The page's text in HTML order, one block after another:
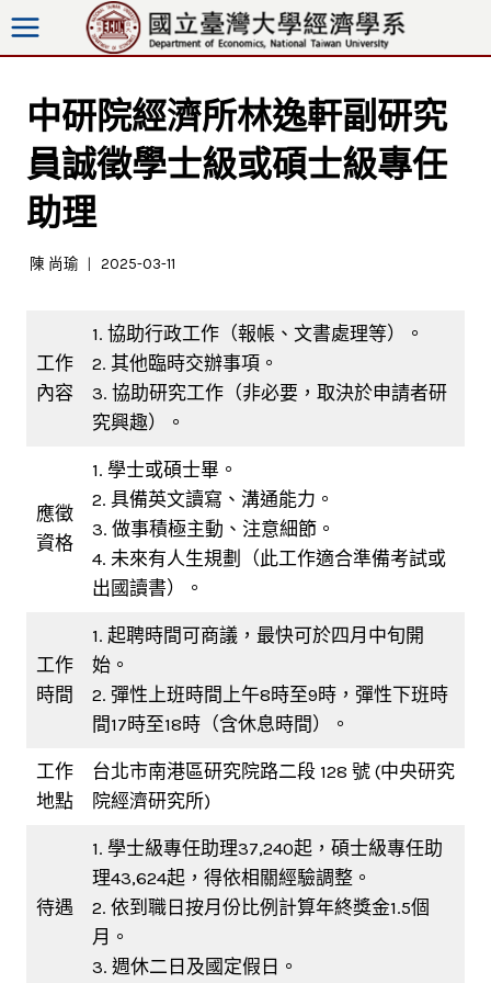
跳
至
中研院經濟所林逸軒副研究
員誠徵學士級或碩士級專任
助理
陳 尚瑜 2025-03-11
工作
內容
1. 協助行政工作（報帳、文書處理等）。
2. 其他臨時交辦事項。
3. 協助研究工作（非必要，取決於申請者研
究興趣）。
應徵
資格
1. 學士或碩士畢。
2. 具備英文讀寫、溝通能力。
3. 做事積極主動、注意細節。
4. 未來有人生規劃（此工作適合準備考試或
出國讀書）。
工作
時間
1. 起聘時間可商議，最快可於四月中旬開
始。
2. 彈性上班時間上午8時至9時，彈性下班時
間17時至18時（含休息時間）。
工作
地點
台北市南港區研究院路二段 128 號 (中央研究
院經濟研究所)
待遇
1. 學士級專任助理37,240起，碩士級專任助
理43,624起，得依相關經驗調整。
2. 依到職日按月份比例計算年終獎金1.5個
月。
3. 週休二日及國定假日。